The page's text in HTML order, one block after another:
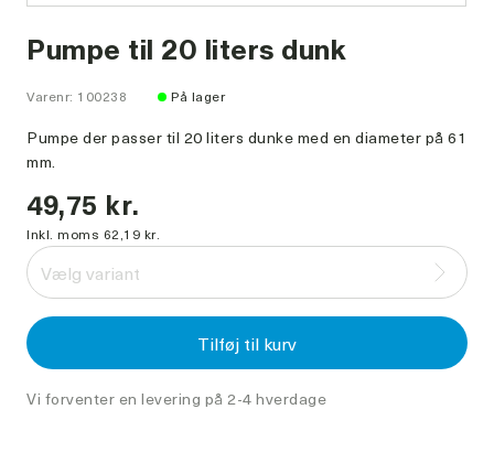
Pumpe til 20 liters dunk
Varenr: 100238 På lager
Pumpe der passer til 20 liters dunke med en diameter på 61
mm.
49,75 kr.
Inkl. moms 62,19 kr.
Vælg variant
Tilføj til kurv
Vi forventer en levering på 2-4 hverdage